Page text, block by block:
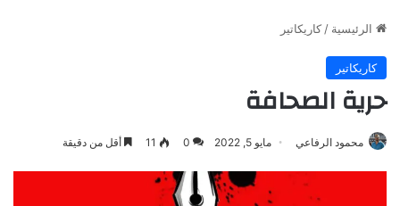
الرئيسية / كاريكاتير
كاريكاتير
حرية الصحافة
محمود الرفاعي مايو 5, 2022 0
11 أقل من دقيقة